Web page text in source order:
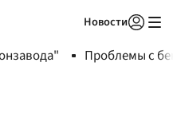
Новости
Проблемы с